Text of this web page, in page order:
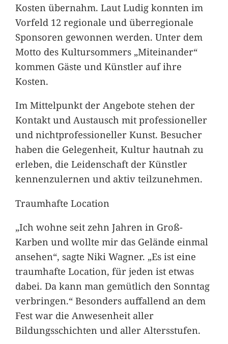
Kosten übernahm. Laut Ludig konnten im
Vorfeld 12 regionale und überregionale
Sponsoren gewonnen werden. Unter dem
Motto des Kultursommers „Miteinander“
kommen Gäste und Künstler auf ihre
Kosten.
Im Mittelpunkt der Angebote stehen der
Kontakt und Austausch mit professioneller
und nichtprofessioneller Kunst. Besucher
haben die Gelegenheit, Kultur hautnah zu
erleben, die Leidenschaft der Künstler
kennenzulernen und aktiv teilzunehmen.
Traumhafte Location
„Ich wohne seit zehn Jahren in Groß-
Karben und wollte mir das Gelände einmal
ansehen“, sagte Niki Wagner. „Es ist eine
traumhafte Location, für jeden ist etwas
dabei. Da kann man gemütlich den Sonntag
verbringen.“ Besonders auffallend an dem
Fest war die Anwesenheit aller
Bildungsschichten und aller Altersstufen.